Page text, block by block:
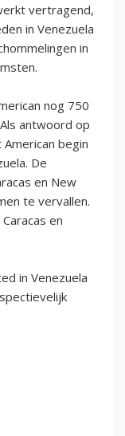
vertragend,
in Venezuela
in
nog 750
antwoord op
begin
De
en New
te vervallen.
en
in Venezuela